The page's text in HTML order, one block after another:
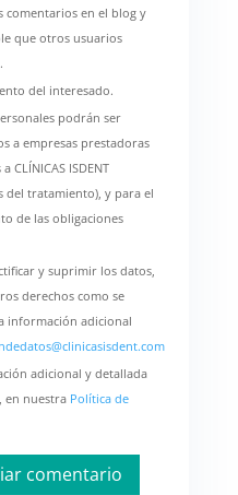
comentarios en el blog y
que otros usuarios
del interesado.
podrán ser
a empresas prestadoras
CLÍNICAS ISDENT
del tratamiento), y para el
de las obligaciones
y suprimir los datos,
derechos como se
información adicional
adicional y detallada
en nuestra Política de